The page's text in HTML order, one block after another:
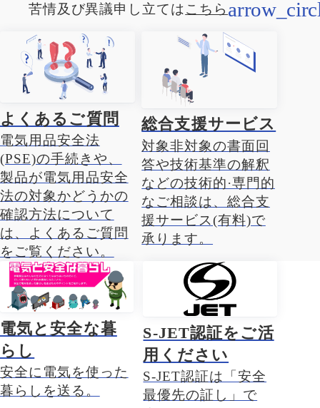
苦情及び異議申し立てはこちら
よくあるご質問
電気用品安全法
(PSE)の手続きや、
製品が電気用品安全
法の対象かどうかの
確認方法について
は、よくあるご質問
をご覧ください。
総合支援サービス
対象非対象の書面回
答や技術基準の解釈
などの技術的·専門的
なご相談は、総合支
援サービス(有料)で
承ります。
電気と安全な暮
らし
安全に電気を使った
暮らしを送る。
S-JET認証をご活
用ください
S-JET認証は「安全
最優先の証し」で